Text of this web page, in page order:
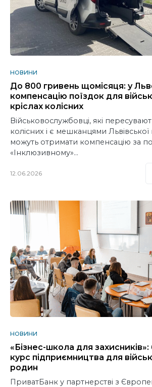
НОВИНИ
До 800 гривень щомісяця: у
компенсацію поїздок для
кріслах колісних
Військовослужбовці, які
колісних і є мешканцями
можуть отримати компенсацію за
«Інклюзивному»…
12.06.2026
НОВИНИ
«Бізнес-школа для
курс підприємництва для
родин
ПриватБанк у партнерстві з